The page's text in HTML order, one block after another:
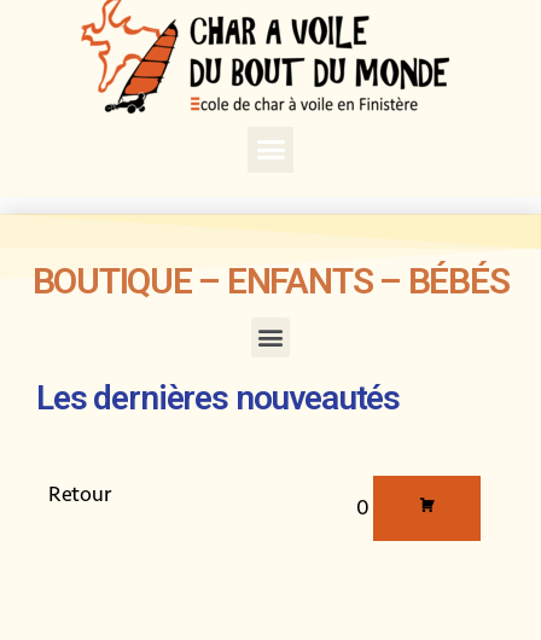
BOUTIQUE – ENFANTS – BÉBÉS
Les dernières nouveautés
Retour
0